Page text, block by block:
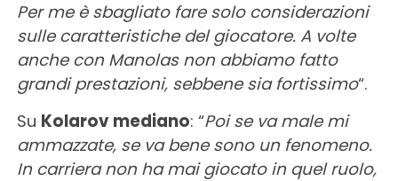
Per me è sbagliato fare solo considerazioni
sulle caratteristiche del giocatore. A volte
anche con Manolas non abbiamo fatto
grandi prestazioni, sebbene sia fortissimo“.
Su Kolarov mediano: “Poi se va male mi
ammazzate, se va bene sono un fenomeno.
In carriera non ha mai giocato in quel ruolo,